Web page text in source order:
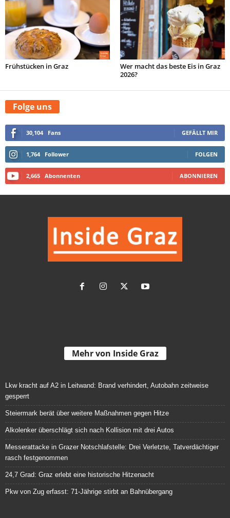
Frühstücken in Graz
Wer macht das beste Eis in Graz
2026?
Folge uns
30,104 Fans GEFÄLLT MIR
1,764 Follower FOLGEN
2,665 Abonnenten ABONNIEREN
Mehr von Inside Graz
Lkw kracht auf A2 in Leitwand: Brand verhindert, Autobahn zeitweise
gesperrt
Steiermark berät über weitere Maßnahmen gegen Hitze
Alkolenker überschlägt sich nach Kollision mit drei Autos
Messerattacke in Grazer Notschlafstelle: Drei Verletzte, Tatverdächtiger
rasch festgenommen
24,7 Grad: Graz erlebt eine historische Hitzenacht
Pkw von Zug erfasst: 71-Jährige stirbt an Bahnübergang